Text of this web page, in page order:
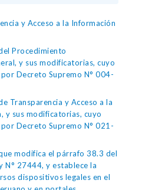
y Acceso a la Información
Procedimiento
y sus modificatorias, cuyo
Decreto Supremo N° 004-
Transparencia y Acceso a la
y sus modificatorias, cuyo
Decreto Supremo N° 021-
modifica el párrafo 38.3 del
N° 27444, y establece la
dispositivos legales en el